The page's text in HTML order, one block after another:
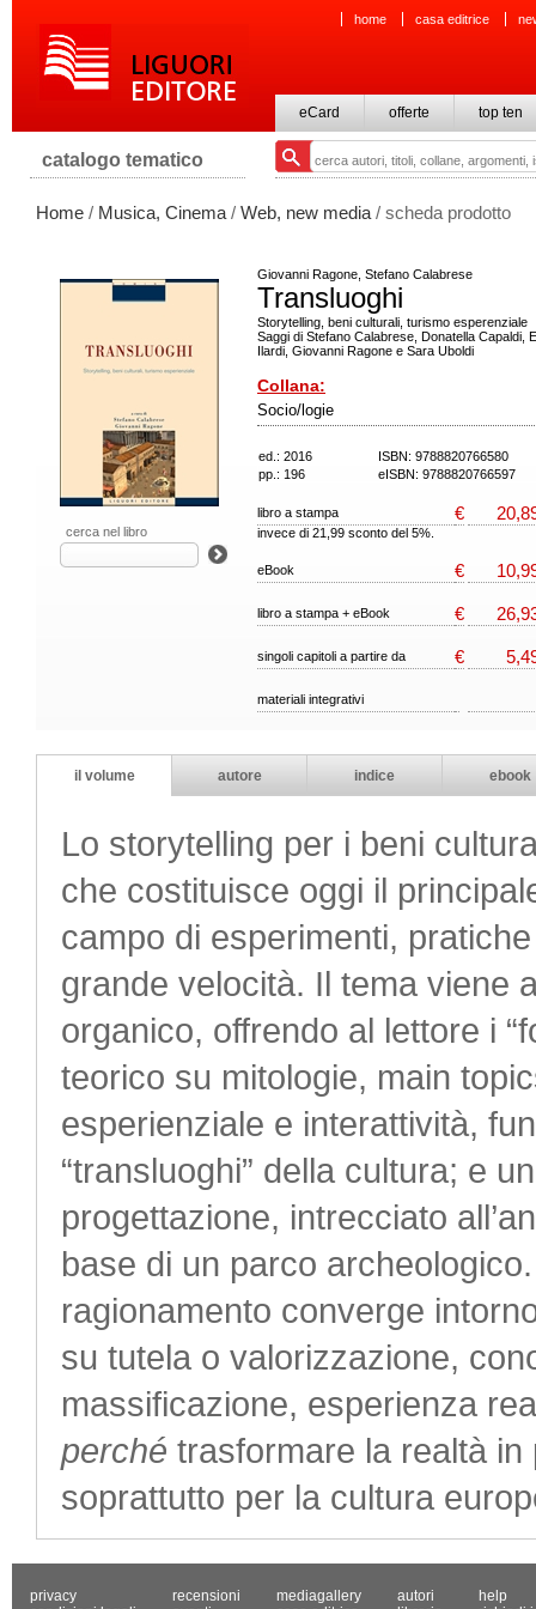
home casa editrice
eCard offerte top ten
catalogo tematico
Home / Musica, Cinema / Web, new media / scheda prodotto
cerca nel libro
Giovanni Ragone, Stefano Calabrese
Transluoghi
Storytelling, beni culturali, turismo esperenziale
Saggi di Stefano Calabrese, Donatella Capaldi,
Ilardi, Giovanni Ragone e Sara Uboldi
Collana:
Socio/logie
ed.: 2016
ISBN: 9788820766580
pp.: 196
eISBN: 9788820766597
libro a stampa €
invece di 21,99 sconto del 5%.
eBook €
libro a stampa + eBook €
singoli capitoli a partire da €
materiali integrativi
il volume autore indice ebook
Lo storytelling per i beni
che costituisce oggi il
campo di esperimenti,
grande velocità. Il tema viene
organico, offrendo al lettore i
teorico su mitologie, main
esperienziale e interattività,
“transluoghi” della cultura; e
progettazione, intrecciato
base di un parco
ragionamento converge
su tutela o valorizzazione,
massificazione, esperienza
perché trasformare la realtà
soprattutto per la cultura
privacy
recensioni
mediagallery
autori
help